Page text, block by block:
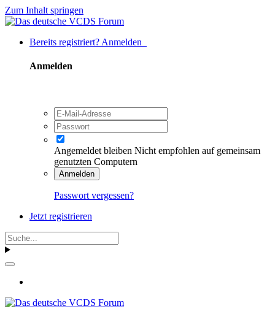
Zum Inhalt springen
Bereits registriert? Anmelden
Anmelden
Angemeldet bleiben Nicht empfohlen auf gemeinsam
genutzten Computern
Anmelden
Passwort vergessen?
Jetzt registrieren